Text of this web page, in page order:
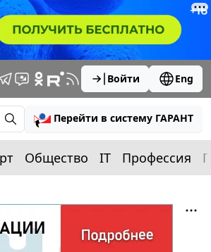
Войти Eng
Перейти в систему ГАРАНТ
Общество IT Профессия